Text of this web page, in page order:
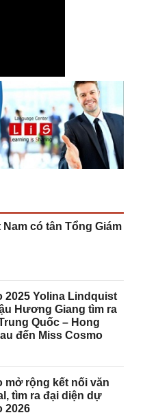
Nam có tân Tổng Giám
2025 Yolina Lindquist
Hương Giang tìm ra
Quốc – Hong
đến Miss Cosmo
mở rộng kết nối văn
tìm ra đại diện dự
2026